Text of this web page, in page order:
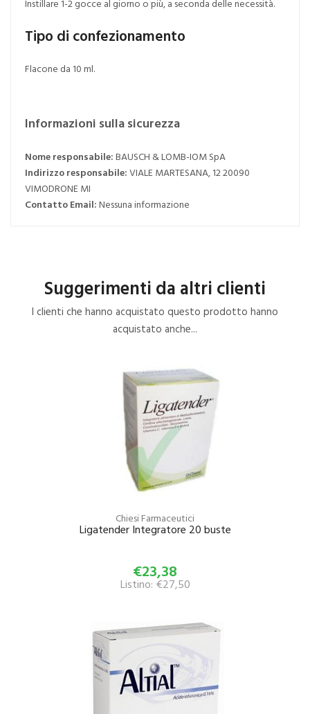
Instillare 1-2 gocce al giorno o più, a seconda delle necessità.
Tipo di confezionamento
Flacone da 10 ml.
Informazioni sulla sicurezza
Nome responsabile:BAUSCH & LOMB-IOM SpA
Indirizzo responsabile:VIALE MARTESANA, 12 20090
VIMODRONE MI
Contatto Email:Nessuna informazione
Suggerimenti da altri clienti
I clienti che hanno acquistato questo prodotto hanno
acquistato anche...
Chiesi Farmaceutici
Ligatender Integratore 20 buste
€23,38
Listino: €27,50